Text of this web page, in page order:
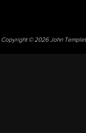
Copyright © 2026 John